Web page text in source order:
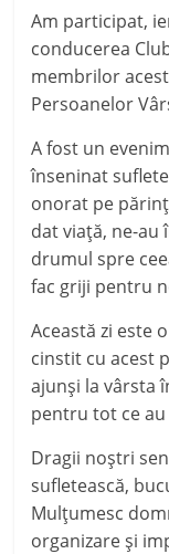
Am participat,
conducerea
membrilor
Persoanelor
A fost un
înseninat
onorat pe
dat viaţă, ne-au
drumul spre
fac griji pentru
Această zi este
cinstit cu acest
ajunşi la vârsta
pentru tot ce
Dragii noştri
sufletească,
Mulțumesc
organizare și